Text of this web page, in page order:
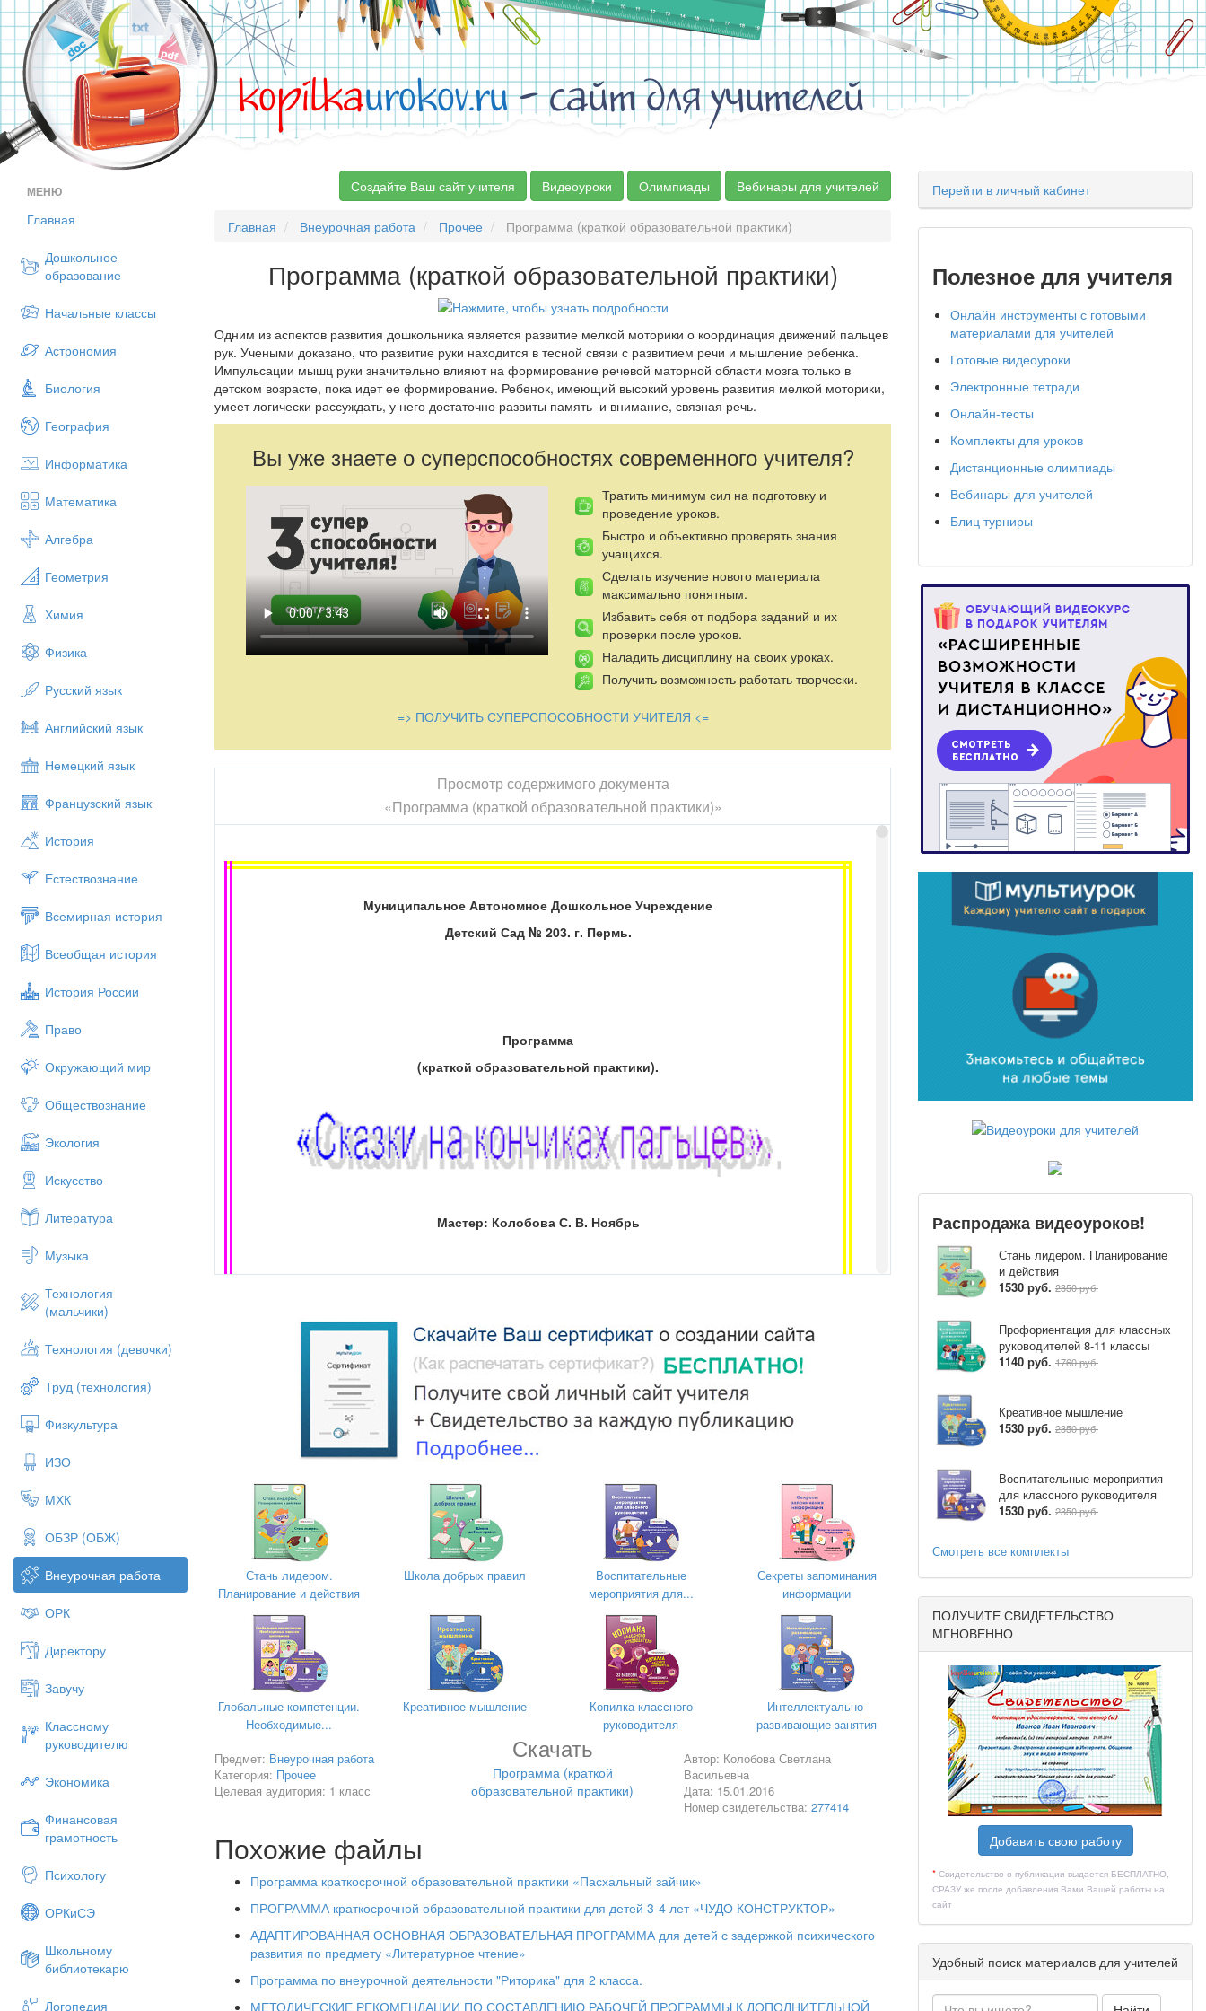
kopilkaurokov.ru- сайт для учителей
МЕНЮ
Главная
Дошкольное
образование
Начальные классы
Астрономия
Биология
География
Информатика
Математика
Алгебра
Геометрия
Химия
Физика
Русский язык
Английский язык
Немецкий язык
Французский язык
История
Естествознание
Всемирная история
Всеобщая история
История России
Право
Окружающий мир
Обществознание
Экология
Искусство
Литература
Музыка
Технология
(мальчики)
Технология (девочки)
Труд (технология)
Физкультура
ИЗО
МХК
ОБЗР (ОБЖ)
Внеурочная работа
ОРК
Директору
Завучу
Классному
руководителю
Экономика
Финансовая
грамотность
Психологу
ОРКиСЭ
Школьному
библиотекарю
Логопедия
Создайте Ваш сайт учителя Видеоуроки Олимпиады Вебинары для учителей
Главная Внеурочная работа Прочее Программа (краткой образовательной практики)
Программа (краткой образовательной практики)
Одним из аспектов развития дошкольника является развитие мелкой моторики о координация движений пальцев
рук. Учеными доказано, что развитие руки находится в тесной связи с развитием речи и мышление ребенка.
Импульсации мышц руки значительно влияют на формирование речевой маторной области мозга только в
детском возрасте, пока идет ее формирование. Ребенок, имеющий высокий уровень развития мелкой моторики,
умеет логически рассуждать, у него достаточно развиты память и внимание, связная речь.
Вы уже знаете о суперспособностях современного учителя?
Тратить минимум сил на подготовку и
проведение уроков.
Быстро и объективно проверять знания
учащихся.
Сделать изучение нового материала
максимально понятным.
Избавить себя от подбора заданий и их
проверки после уроков.
Наладить дисциплину на своих уроках.
Получить возможность работать творчески.
=> ПОЛУЧИТЬ СУПЕРСПОСОБНОСТИ УЧИТЕЛЯ <=
Просмотр содержимого документа
«Программа (краткой образовательной практики)»
Муниципальное Автономное Дошкольное Учреждение
Детский Сад № 203. г. Пермь.
Программа
(краткой образовательной практики).
Мастер: Колобова С. В. Ноябрь
Г. Пермь 2015 г.
Программа работы кратковременной образовательной практики
тем умнее ребёнок».
В.А.Сухомлинский
Одним из аспектов развития дошкольника является развитие мелкой моторики и координация движений
Стань лидером.
Планирование и действия
Школа добрых правил
Воспитательные
мероприятия для...
Секреты запоминания
информации
Глобальные компетенции.
Необходимые...
Креативное мышление
Копилка классного
руководителя
Интеллектуально-
развивающие занятия
Предмет: Внеурочная работа
Категория: Прочее
Целевая аудитория: 1 класс
Скачать
Программа (краткой
образовательной практики)
Автор: Колобова Светлана
Васильевна
Дата: 15.01.2016
Номер свидетельства: 277414
Похожие файлы
Программа краткосрочной образовательной практики «Пасхальный зайчик»
ПРОГРАММА краткосрочной образовательной практики для детей 3-4 лет «ЧУДО КОНСТРУКТОР»
АДАПТИРОВАННАЯ ОСНОВНАЯ ОБРАЗОВАТЕЛЬНАЯ ПРОГРАММА для детей с задержкой психического
развития по предмету «Литературное чтение»
Программа по внеурочной деятельности "Риторика" для 2 класса.
МЕТОДИЧЕСКИЕ РЕКОМЕНДАЦИИ ПО СОСТАВЛЕНИЮ РАБОЧЕЙ ПРОГРАММЫ К ДОПОЛНИТЕЛЬНОЙ
Перейти в личный кабинет
Полезное для учителя
Онлайн инструменты с готовыми
материалами для учителей
Готовые видеоуроки
Электронные тетради
Онлайн-тесты
Комплекты для уроков
Дистанционные олимпиады
Вебинары для учителей
Блиц турниры
Распродажа видеоуроков!
Стань лидером. Планирование
и действия
1530 руб. 2350 руб.
Профориентация для классных
руководителей 8-11 классы
1140 руб. 1760 руб.
Креативное мышление
1530 руб. 2350 руб.
Воспитательные мероприятия
для классного руководителя
1530 руб. 2350 руб.
Смотреть все комплекты
ПОЛУЧИТЕ СВИДЕТЕЛЬСТВО
МГНОВЕННО
Добавить свою работу
* Свидетельство о публикации выдается БЕСПЛАТНО,
СРАЗУ же после добавления Вами Вашей работы на
сайт
Удобный поиск материалов для учителей